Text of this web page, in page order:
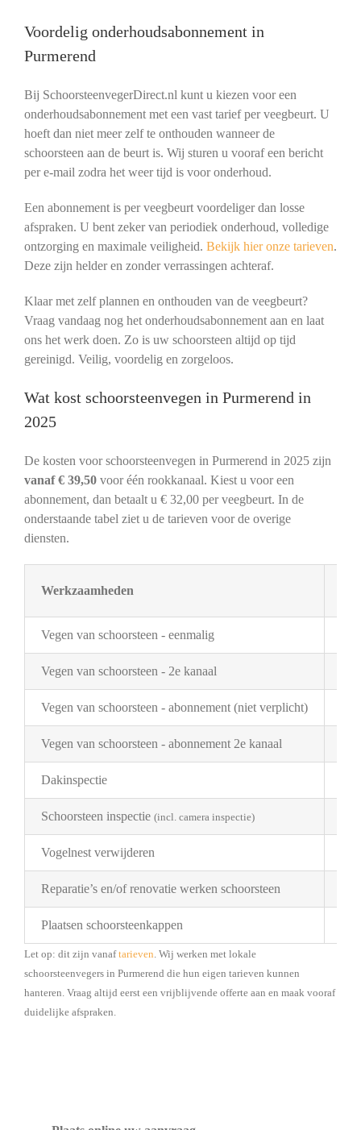
Voordelig onderhoudsabonnement in
Purmerend
Bij SchoorsteenvegerDirect.nl kunt u kiezen voor een
onderhoudsabonnement met een vast tarief per veegbeurt. U
hoeft dan niet meer zelf te onthouden wanneer de
schoorsteen aan de beurt is. Wij sturen u vooraf een bericht
per e-mail zodra het weer tijd is voor onderhoud.
Een abonnement is per veegbeurt voordeliger dan losse
afspraken. U bent zeker van periodiek onderhoud, volledige
ontzorging en maximale veiligheid. Bekijk hier onze tarieven.
Deze zijn helder en zonder verrassingen achteraf.
Klaar met zelf plannen en onthouden van de veegbeurt?
Vraag vandaag nog het onderhoudsabonnement aan en laat
ons het werk doen. Zo is uw schoorsteen altijd op tijd
gereinigd. Veilig, voordelig en zorgeloos.
Wat kost schoorsteenvegen in Purmerend in
2025
De kosten voor schoorsteenvegen in Purmerend in 2025 zijn
vanaf € 39,50voor één rookkanaal. Kiest u voor een
abonnement, dan betaalt u € 32,00 per veegbeurt. In de
onderstaande tabel ziet u de tarieven voor de overige
diensten.
Werkzaamheden
Vegen van schoorsteen - eenmalig
Vegen van schoorsteen - 2e kanaal
Vegen van schoorsteen - abonnement (niet verplicht)
Vegen van schoorsteen - abonnement 2e kanaal
Dakinspectie
Schoorsteen inspectie (incl. camera inspectie)
Vogelnest verwijderen
Reparatie’s en/of renovatie werken schoorsteen
Plaatsen schoorsteenkappen
Let op: dit zijn vanaftarieven . Wij werken met lokale
schoorsteenvegers in Purmerend die hun eigen tarieven kunnen
hanteren. Vraag altijd eerst een vrijblijvende offerte aan en maak vooraf
duidelijke afspraken.